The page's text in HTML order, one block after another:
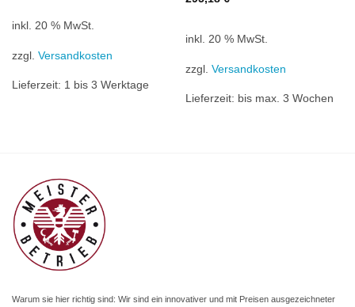
inkl. 20 % MwSt.
zzgl. Versandkosten
Lieferzeit: 1 bis 3 Werktage
inkl. 20 % MwSt.
zzgl. Versandkosten
Lieferzeit: bis max. 3 Wochen
Warum sie hier richtig sind: Wir sind ein innovativer und mit Preisen ausgezeichneter